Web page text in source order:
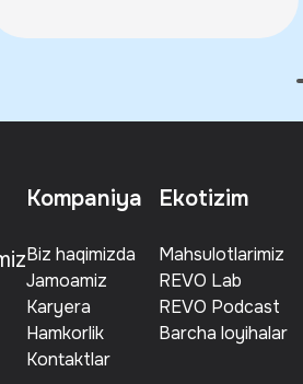
Kompaniya
Biz haqimizda
Jamoamiz
Karyera
Hamkorlik
Kontaktlar
Ekotizim
Mahsulotlarimiz
REVO Lab
REVO Podcast
Barcha loyihalar